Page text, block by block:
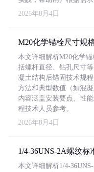
2026年8月4日
M20化学锚栓尺寸规
本文详细解析M20化学
括螺杆直径、钻孔尺寸
凝土结构后锚固技术规
方法和典型数值（如混凝
内容涵盖安装要点、性
程技术人员参考。
2026年8月4日
1/4-36UNS-2A螺纹标
本文详细解析1/4-